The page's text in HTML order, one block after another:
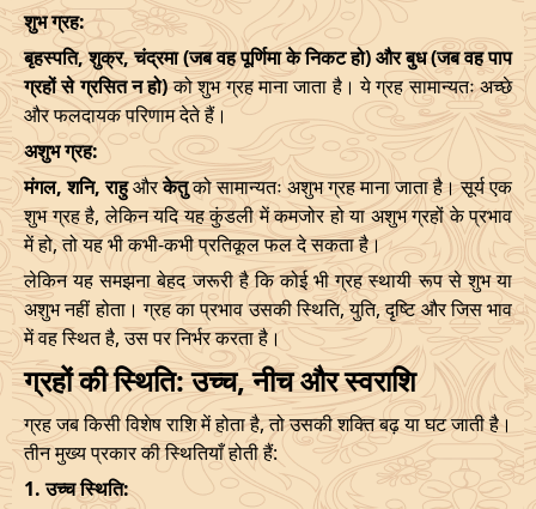
शुभ ग्रह:
बृहस्पति, शुक्र, चंद्रमा (जब वह पूर्णिमा के निकट हो) और बुध (जब वह पाप
ग्रहों से ग्रसित न हो)को शुभ ग्रह माना जाता है। ये ग्रह सामान्यतः अच्छे
और फलदायक परिणाम देते हैं।
अशुभ ग्रह:
मंगल, शनि, राहुऔरकेतुको सामान्यतः अशुभ ग्रह माना जाता है। सूर्य एक
शुभ ग्रह है, लेकिन यदि यह कुंडली में कमजोर हो या अशुभ ग्रहों के प्रभाव
में हो, तो यह भी कभी-कभी प्रतिकूल फल दे सकता है।
लेकिन यह समझना बेहद जरूरी है कि कोई भी ग्रह स्थायी रूप से शुभ या
अशुभ नहीं होता। ग्रह का प्रभाव उसकी स्थिति, युति, दृष्टि और जिस भाव
में वह स्थित है, उस पर निर्भर करता है।
ग्रहों की स्थिति: उच्च, नीच और स्वराशि
ग्रह जब किसी विशेष राशि में होता है, तो उसकी शक्ति बढ़ या घट जाती है।
तीन मुख्य प्रकार की स्थितियाँ होती हैं:
1. उच्च स्थिति: